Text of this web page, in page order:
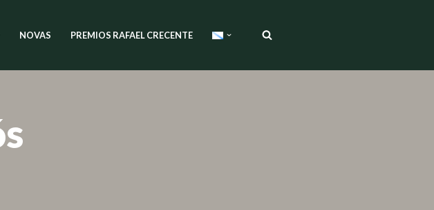
NOVAS PREMIOS RAFAEL CRECENTE